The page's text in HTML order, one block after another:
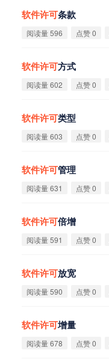
软件许可条款
阅读量 596 点赞 0
软件许可方式
阅读量 602 点赞 0
软件许可类型
阅读量 603 点赞 0
软件许可管理
阅读量 631 点赞 0
软件许可倍增
阅读量 591 点赞 0
软件许可放宽
阅读量 590 点赞 0
软件许可增量
阅读量 678 点赞 0